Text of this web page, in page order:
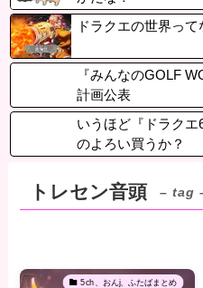
ドラクエの世界っ
『みんなのGOLF
計画公表
いうほど『ドラク
のよろい買うか？
トレセン音頭 – tag
5ch、おんj、ふたばまとめ